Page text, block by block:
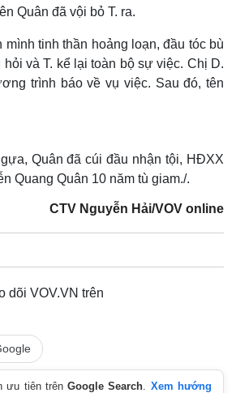
Quân đã vội bỏ T. ra.
mình tinh thần hoảng loạn, đầu tóc bù
hỏi và T. kể lại toàn bộ sự việc. Chị D.
trình báo về vụ việc. Sau đó, tên
Quân đã cúi đầu nhận tội, HĐXX
Quang Quân 10 năm tù giam./.
CTV Nguyễn Hải/VOV online
dõi VOV.VN trên
ưu tiên trênGoogle Search. Xem hướng